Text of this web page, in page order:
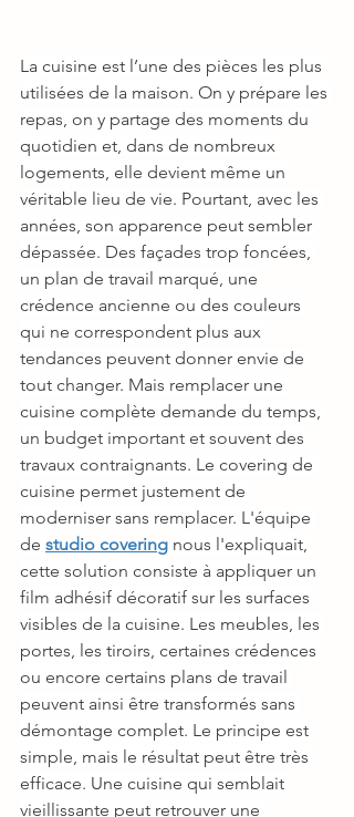
La cuisine est l’une des pièces les plus
utilisées de la maison. On y prépare les
repas, on y partage des moments du
quotidien et, dans de nombreux
logements, elle devient même un
véritable lieu de vie. Pourtant, avec les
années, son apparence peut sembler
dépassée. Des façades trop foncées,
un plan de travail marqué, une
crédence ancienne ou des couleurs
qui ne correspondent plus aux
tendances peuvent donner envie de
tout changer. Mais remplacer une
cuisine complète demande du temps,
un budget important et souvent des
travaux contraignants. Le covering de
cuisine permet justement de
moderniser sans remplacer. L'équipe
de studio covering nous l'expliquait,
cette solution consiste à appliquer un
film adhésif décoratif sur les surfaces
visibles de la cuisine. Les meubles, les
portes, les tiroirs, certaines crédences
ou encore certains plans de travail
peuvent ainsi être transformés sans
démontage complet. Le principe est
simple, mais le résultat peut être très
efficace. Une cuisine qui semblait
vieillissante peut retrouver une